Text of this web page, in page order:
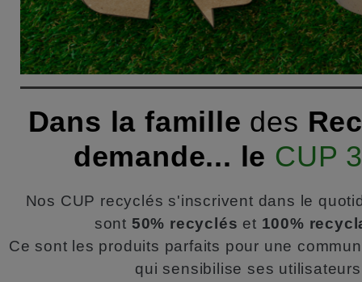
Dans la famille des
demande... le CUP
Nos CUP recyclés s'inscrivent dans le
sont 50% recyclés et 100%
Ce sont les produits parfaits pour une
qui sensibilise ses